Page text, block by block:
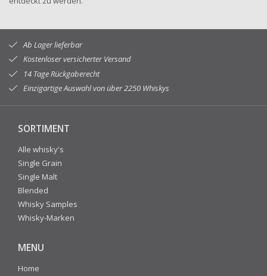
Ab Lager lieferbar
Kostenloser versicherter Versand
14 Tage Rückgaberecht
Einzigartige Auswahl von über 2250 Whiskys
SORTIMENT
Alle whisky's
Single Grain
Single Malt
Blended
Whisky Samples
Whisky-Marken
MENU
Home